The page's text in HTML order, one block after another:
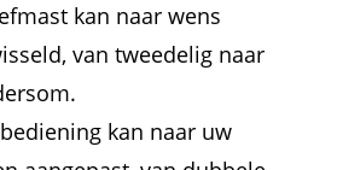
kan naar wens
van tweedelig naar
kan naar uw